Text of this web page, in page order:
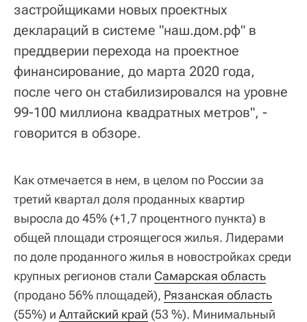
застройщиками новых проектных
деклараций в системе "наш.дом.рф" в
преддверии перехода на проектное
финансирование, до марта 2020 года,
после чего он стабилизировался на уровне
99-100 миллиона квадратных метров", -
говорится в обзоре.
Как отмечается в нем, в целом по России за
третий квартал доля проданных квартир
выросла до 45% (+1,7 процентного пункта) в
общей площади строящегося жилья. Лидерами
по доле проданного жилья в новостройках среди
крупных регионов стали Самарская область
(продано 56% площадей), Рязанская область
(55%) и Алтайский край (53 %). Минимальный